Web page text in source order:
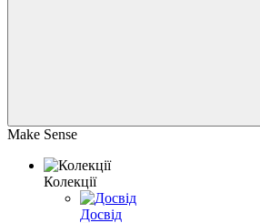
Make Sense
Колекції
Досвід